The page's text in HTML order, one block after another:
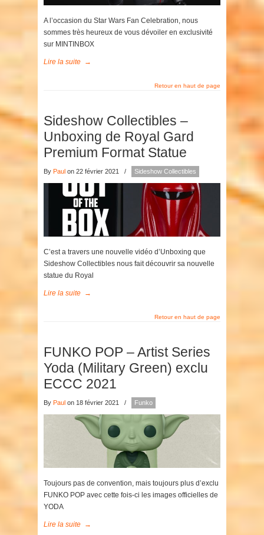
A l’occasion du Star Wars Fan Celebration, nous
sommes très heureux de vous dévoiler en exclusivité
sur MINTINBOX
Lire la suite →
Retour en haut de page
Sideshow Collectibles –
Unboxing de Royal Gard
Premium Format Statue
By Paul on 22 février 2021 / Sideshow Collectibles
C’est a travers une nouvelle vidéo d’Unboxing que
Sideshow Collectibles nous fait découvrir sa nouvelle
statue du Royal
Lire la suite →
Retour en haut de page
FUNKO POP – Artist Series
Yoda (Military Green) exclu
ECCC 2021
By Paul on 18 février 2021 / Funko
Toujours pas de convention, mais toujours plus d’exclu
FUNKO POP avec cette fois-ci les images officielles de
YODA
Lire la suite →